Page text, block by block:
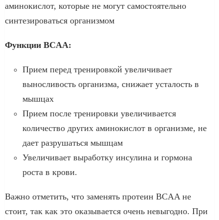
аминокислот, которые не могут самостоятельно
синтезироваться организмом
Функции BCAA:
Прием перед тренировкой увеличивает
выносливость организма, снижает усталость в
мышцах
Прием после тренировки увеличивается
количество других аминокислот в организме, не
дает разрушаться мышцам
Увеличивает выработку инсулина и гормона
роста в крови.
Важно отметить, что заменять протеин BCAA не
стоит, так как это оказывается очень невыгодно. При